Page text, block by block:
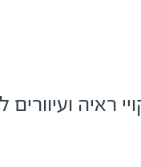
ראיה